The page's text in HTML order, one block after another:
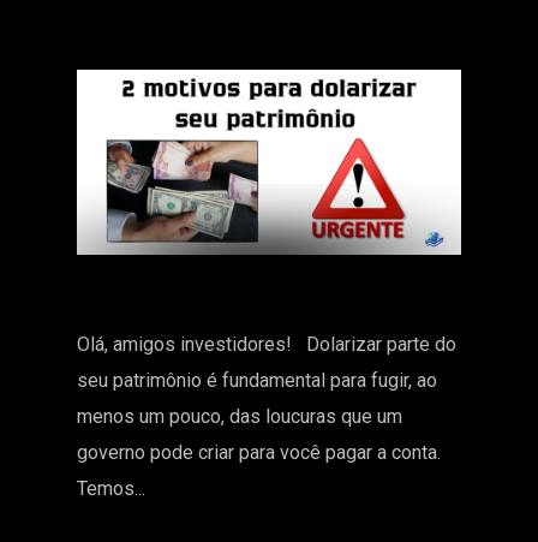
Olá, amigos investidores! Dolarizar parte do
seu patrimônio é fundamental para fugir, ao
menos um pouco, das loucuras que um
governo pode criar para você pagar a conta.
Temos...